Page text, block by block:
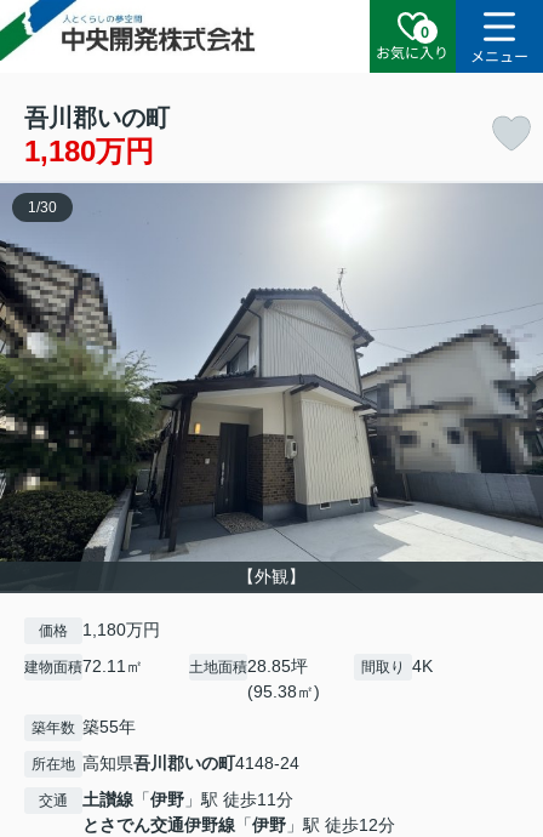
0
お気に入り
メニュー
吾川郡いの町
1,180万円
【外観】
1 /30
価格 1,180万円
建物面積72.11㎡ 土地面積28.85坪
(95.38㎡)
間取り 4K
築年数 築55年
所在地 高知県吾川郡いの町4148-24
交通 土讃線 「伊野 」駅 徒歩11分
とさでん交通伊野線 「伊野 」駅 徒歩12分